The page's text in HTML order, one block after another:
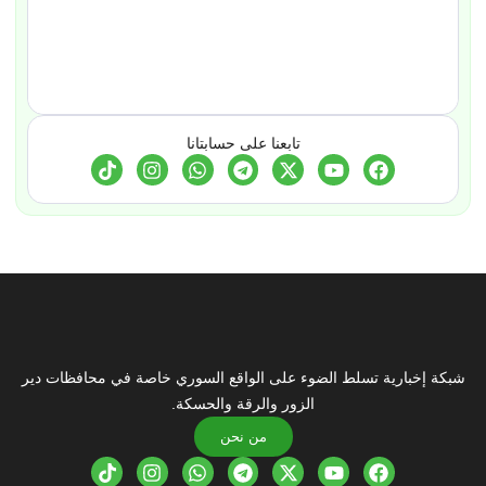
تابعنا على حسابتانا
شبكة إخبارية تسلط الضوء على الواقع السوري خاصة في محافظات دير
الزور والرقة والحسكة.
من نحن